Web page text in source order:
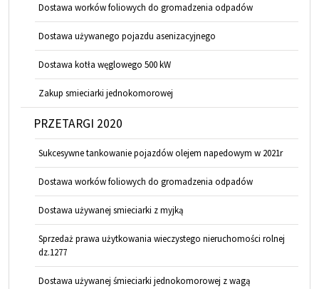
Dostawa worków foliowych do gromadzenia odpadów
Dostawa używanego pojazdu asenizacyjnego
Dostawa kotła węglowego 500 kW
Zakup smieciarki jednokomorowej
PRZETARGI 2020
Sukcesywne tankowanie pojazdów olejem napedowym w 2021r
Dostawa worków foliowych do gromadzenia odpadów
Dostawa używanej smieciarki z myjką
Sprzedaż prawa użytkowania wieczystego nieruchomości rolnej
dz.1277
Dostawa używanej śmieciarki jednokomorowej z wagą